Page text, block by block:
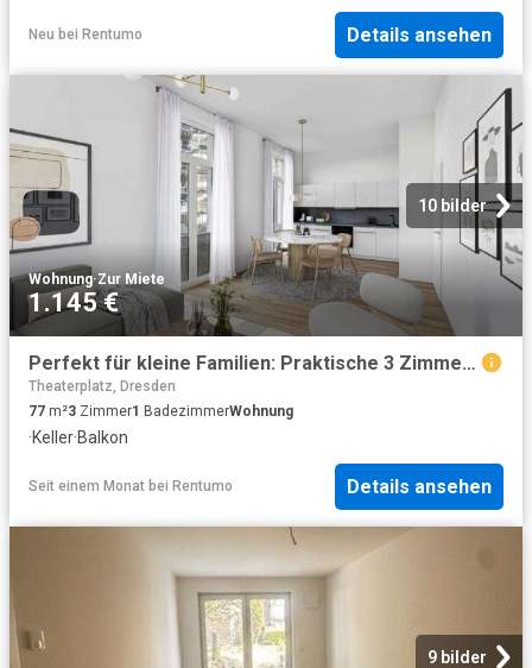
Neu bei Rentumo Details ansehen
10 bilder
Wohnung·Zur Miete
1.145 €
Perfekt für kleine Familien: Praktische 3 Zimmer Wohnung mit Balkon
Theaterplatz, Dresden
77 m²3 Zimmer1 BadezimmerWohnung
·Keller·Balkon
Seit einem Monat bei Rentumo Details ansehen
9 bilder